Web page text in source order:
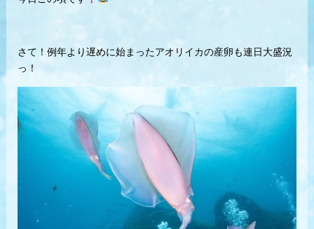
さて！例年より遅めに始まったアオリイカの産卵も連日大盛況
っ！